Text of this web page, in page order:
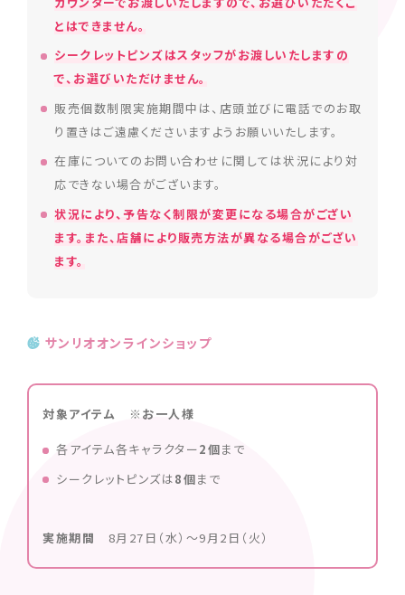
とはできません。
シークレットピンズはスタッフがお渡しいたしますの
で、お選びいただけません。
販売個数制限実施期間中は、店頭並びに電話でのお取
り置きはご遠慮くださいますようお願いいたします。
在庫についてのお問い合わせに関しては状況により対
応できない場合がございます。
状況により、予告なく制限が変更になる場合がござい
ます。また、店舗により販売方法が異なる場合がござい
ます。
サンリオオンラインショップ
対象アイテム ※お一人様
各アイテム各キャラクター2個まで
シークレットピンズは8個まで
実施期間 8月27日（水）～9月2日（火）